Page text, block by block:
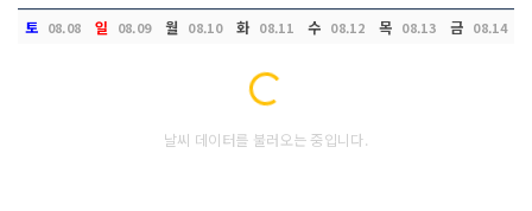
토 08.08 일 08.09 월 08.10 화 08.11 수 08.12 목 08.13 금 08.14
Loading...
날씨 데이터를 불러오는 중입니다.